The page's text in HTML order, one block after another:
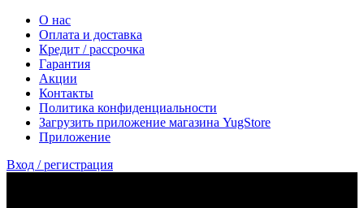
О нас
Оплата и доставка
Кредит / рассрочка
Гарантия
Акции
Контакты
Политика конфиденциальности
Загрузить приложение магазина YugStore
Приложение
Вход / регистрация